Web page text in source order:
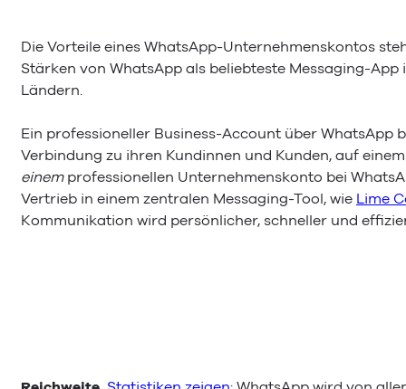
Die Vorteile eines WhatsApp-Unternehmenskontos
Stärken von WhatsApp als beliebteste Messaging-
Ländern.
Ein professioneller Business-Account über WhatsApp
Verbindung zu ihren Kundinnen und Kunden, auf
einemprofessionellen Unternehmenskonto bei
Vertrieb in einem zentralen Messaging-Tool, wie Lime
Kommunikation wird persönlicher, schneller und